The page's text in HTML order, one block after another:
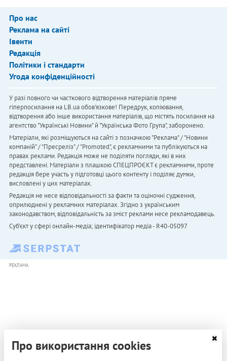
Про нас
Реклама на сайті
Івенти
Редакція
Політики і стандарти
Угода конфіденційності
У разі повного чи часткового відтворення матеріалів пряме
гіперпосилання на LB.ua обов'язкове! Передрук, копіювання,
відтворення або інше використання матеріалів, що містять посилання на
агентство "Українськi Новини" й "Українська Фото Група", заборонено.
Матеріали, які розміщуються на сайті з позначкою "Реклама" / "Новини
компаній" / "Пресреліз" / "Promoted", є рекламними та публікуються на
правах реклами. Редакція може не поділяти погляди, які в них
представлені. Матеріали з плашкою СПЕЦПРОЄКТ є рекламними, проте
редакція бере участь у підготовці цього контенту і поділяє думки,
висловлені у цих матеріалах.
Редакція не несе відповідальності за факти та оціночні судження,
оприлюднені у рекламних матеріалах. Згідно з українським
законодавством, відповідальність за зміст реклами несе рекламодавець.
Cуб'єкт у сфері онлайн-медіа; ідентифікатор медіа - R40-05097
РЕКЛАМА
Про використання cookies